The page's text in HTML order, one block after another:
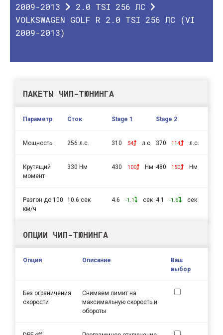
О КОМПАНИИ
КОНТАКТЫ
2009-2013
2.0 TSI 256 ЛС
VOLKSWAGEN GOLF R 2.0 TSI 256 ЛС (VI
2009-2013)
ПАКЕТЫ ЧИП-ТЮНИНГА
Параметр Сток Stage 1 Stage 2
Мощность 256 л.с. 310 54 л.с. 370 114 л.с.
Крутящий
момент
330 Нм 430 100 Нм 480 150 Нм
Разгон до 100
км/ч
10.6 сек 4.6 -1.1 сек 4.1 -1.6 сек
ОПЦИИ ЧИП-ТЮНИНГА
Опция Описание
Ваш
выбор
Без ограничения
скорости
Снимаем лимит на
максимальную скорость и
обороты